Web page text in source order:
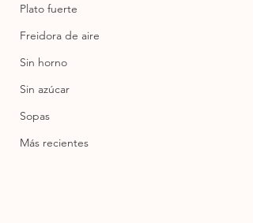
Plato fuerte
Freidora de aire
Sin horno
Sin azúcar
Sopas
Más recientes